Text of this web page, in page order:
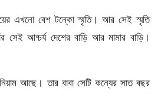
এখনো বেশ টন্কো স্মৃতি। আর সেই স্মৃতি
সেই আশ্চর্য দেশের বাড়ি আর মামার বাড়ি।
আছে। তার বাবা সেটি কন্যের সাত বছর